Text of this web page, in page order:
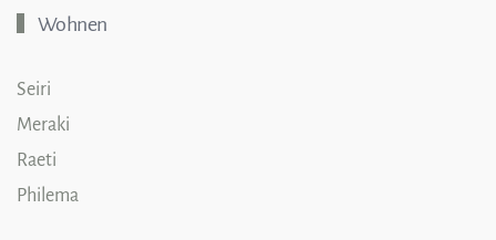
Wohnen
Seiri
Meraki
Raeti
Philema